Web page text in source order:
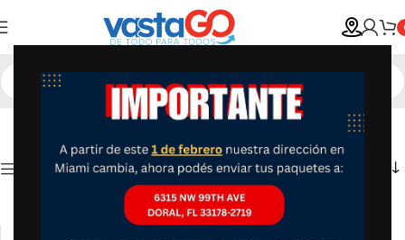
Show column